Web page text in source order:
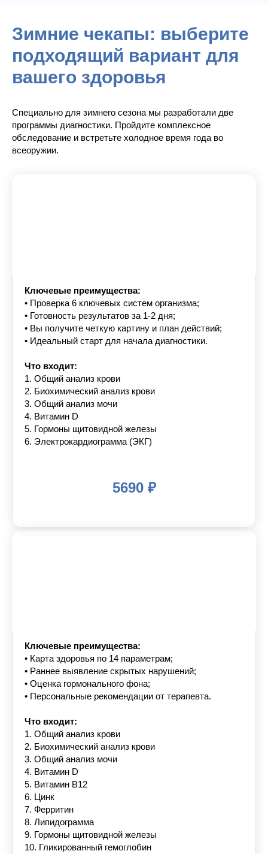
Зимние чекапы: выберите
подходящий вариант для
вашего здоровья
Специально для зимнего сезона мы разработали две
программы диагностики. Пройдите комплексное
обследование и встретьте холодное время года во
всеоружии.
Ключевые преимущества:
• Проверка 6 ключевых систем организма;
• Готовность результатов за 1-2 дня;
• Вы получите четкую картину и план действий;
• Идеальный старт для начала диагностики.
Что входит:
1. Общий анализ крови
2. Биохимический анализ крови
3. Общий анализ мочи
4. Витамин D
5. Гормоны щитовидной железы
6. Электрокардиограмма (ЭКГ)
5690 ₽
Ключевые преимущества:
• Карта здоровья по 14 параметрам;
• Раннее выявление скрытых нарушений;
• Оценка гормонального фона;
• Персональные рекомендации от терапевта.
Что входит:
1. Общий анализ крови
2. Биохимический анализ крови
3. Общий анализ мочи
4. Витамин D
5. Витамин В12
6. Цинк
7. Ферритин
8. Липидограмма
9. Гормоны щитовидной железы
10. Гликированный гемоглобин